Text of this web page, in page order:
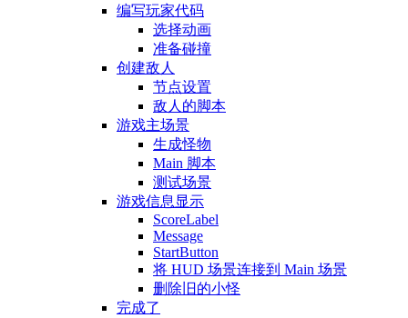
编写玩家代码
选择动画
准备碰撞
创建敌人
节点设置
敌人的脚本
游戏主场景
生成怪物
Main 脚本
测试场景
游戏信息显示
ScoreLabel
Message
StartButton
将 HUD 场景连接到 Main 场景
删除旧的小怪
完成了